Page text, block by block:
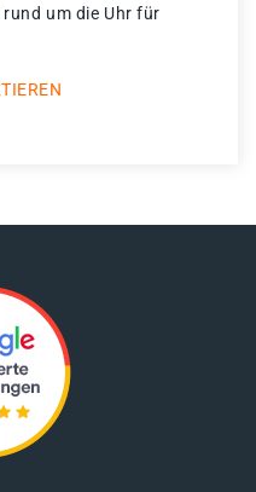
um die Uhr für